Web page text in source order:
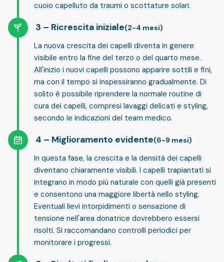
cuoio capelluto da traumi o scottature solari.
Ricrescita iniziale(2-4 mesi)
La nuova crescita dei capelli diventa in genere
visibile entro la fine del terzo o del quarto mese.
All'inizio i nuovi capelli possono apparire sottili e fini,
ma con il tempo si inspessiranno gradualmente. Di
solito è possibile riprendere la normale routine di
cura dei capelli, compresi lavaggi delicati e styling,
secondo le indicazioni del team medico.
Miglioramento evidente(6-9 mesi)
In questa fase, la crescita e la densità dei capelli
diventano chiaramente visibili. I capelli trapiantati si
integrano in modo più naturale con quelli già presenti
e consentono una maggiore libertà nello styling.
Eventuali lievi intorpidimenti o sensazione di
tensione nell'area donatrice dovrebbero essersi
risolti. Si raccomandano controlli periodici per
monitorare i progressi.